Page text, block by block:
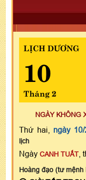
LỊCH DƯƠNG
10
Tháng 2
NGÀY KHÔNG
Thứ hai, ngày 10/
lịch
Ngày CANH TUẤT ,
Hoàng đạo (tư mệnh